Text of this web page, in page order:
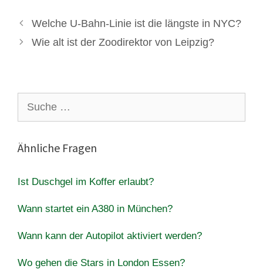
Welche U-Bahn-Linie ist die längste in NYC?
Wie alt ist der Zoodirektor von Leipzig?
nach:
Ähnliche Fragen
Ist Duschgel im Koffer erlaubt?
Wann startet ein A380 in München?
Wann kann der Autopilot aktiviert werden?
Wo gehen die Stars in London Essen?